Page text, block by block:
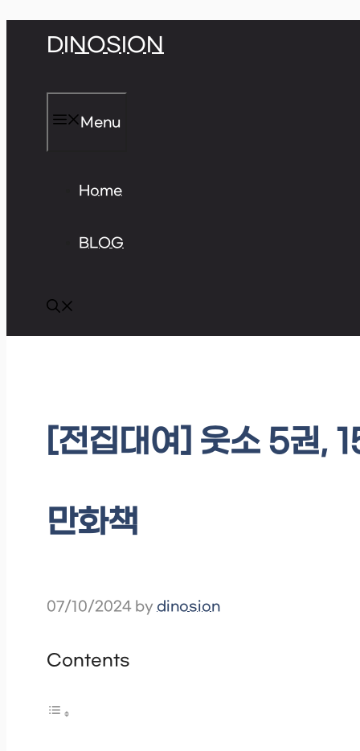
DINOSION
Menu
Home
BLOG
[전집대여] 웃소 5권,
만화책
07/10/2024 by dinosion
Contents